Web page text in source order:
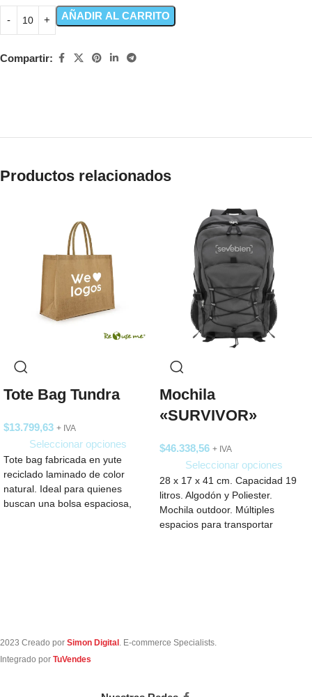
AÑADIR AL CARRITO
Compartir:
Productos relacionados
Tote Bag Tundra
$13.799,63 + IVA
Seleccionar opciones
Tote bag fabricada en yute
reciclado laminado de color
natural. Ideal para quienes
buscan una bolsa espaciosa,
Mochila
«SURVIVOR»
$46.338,56 + IVA
Seleccionar opciones
28 x 17 x 41 cm. Capacidad 19
litros. Algodón y Poliester.
Mochila outdoor. Múltiples
espacios para transportar
2023 Creado por Simon Digital . E-commerce Specialists.
Integrado por TuVendes